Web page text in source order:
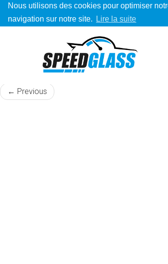
Nous utilisons des cookies pour optimiser
navigation sur notre site.
Lire la suite
peugeot-3008
11 décembre 2020at590 × 590
← Previous